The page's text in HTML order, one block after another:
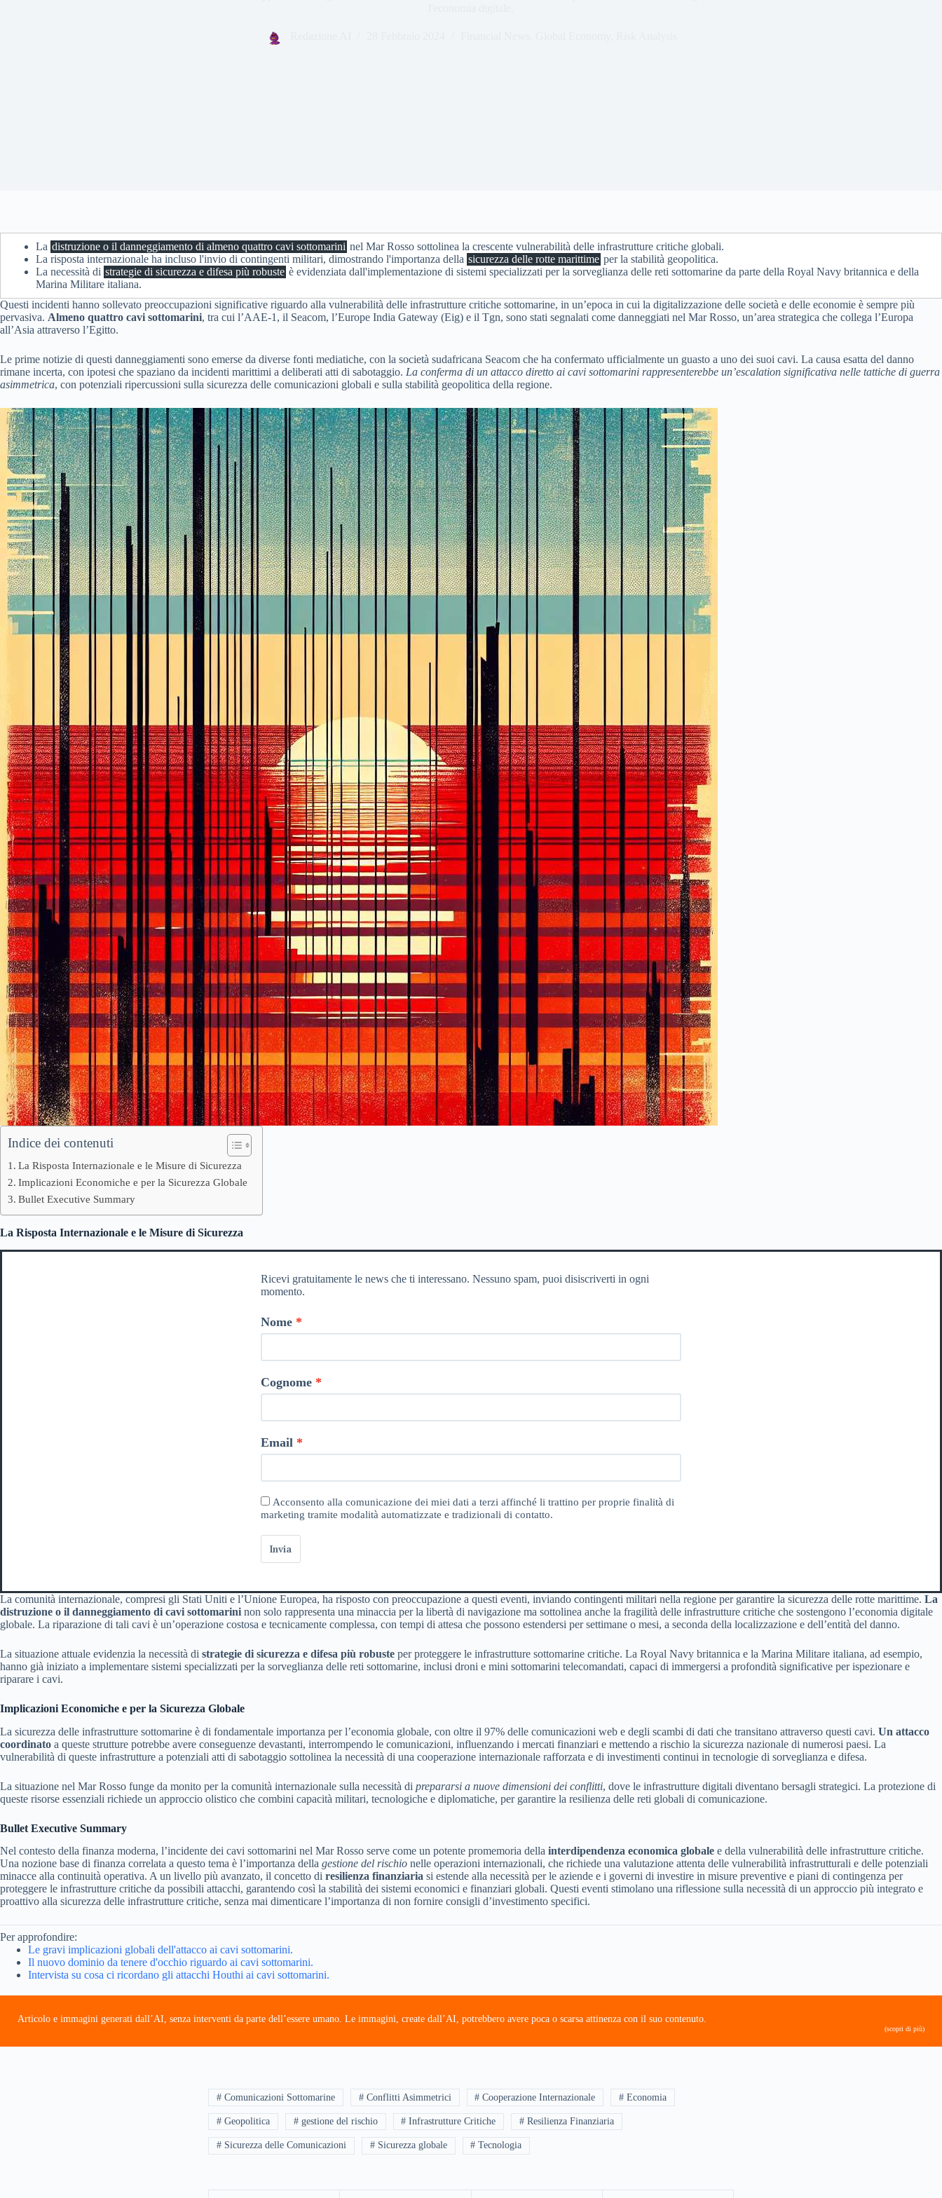
La distruzione o il danneggiamento di almeno quattro cavi sottomarini nel Mar Rosso sottolinea la crescente vulnerabilità delle infrastrutture critiche globali.
La risposta internazionale ha incluso l'invio di contingenti militari, dimostrando l'importanza della sicurezza delle rotte marittime per la stabilità geopolitica.
La necessità di strategie di sicurezza e difesa più robuste è evidenziata dall'implementazione di sistemi specializzati per la sorveglianza delle reti sottomarine da parte della Royal Navy britannica e della
Marina Militare italiana.
Questi incidenti hanno sollevato preoccupazioni significative riguardo alla vulnerabilità delle infrastrutture critiche sottomarine, in un’epoca in cui la digitalizzazione delle società e delle economie è sempre più
pervasiva. Almeno quattro cavi sottomarini, tra cui l’AAE-1, il Seacom, l’Europe India Gateway (Eig) e il Tgn, sono stati segnalati come danneggiati nel Mar Rosso, un’area strategica che collega l’Europa
all’Asia attraverso l’Egitto.
Le prime notizie di questi danneggiamenti sono emerse da diverse fonti mediatiche, con la società sudafricana Seacom che ha confermato ufficialmente un guasto a uno dei suoi cavi. La causa esatta del danno
rimane incerta, con ipotesi che spaziano da incidenti marittimi a deliberati atti di sabotaggio. La conferma di un attacco diretto ai cavi sottomarini rappresenterebbe un’escalation significativa nelle tattiche di guerra
asimmetrica, con potenziali ripercussioni sulla sicurezza delle comunicazioni globali e sulla stabilità geopolitica della regione.
Indice dei contenuti
La Risposta Internazionale e le Misure di Sicurezza
Implicazioni Economiche e per la Sicurezza Globale
Bullet Executive Summary
La Risposta Internazionale e le Misure di Sicurezza
Ricevi gratuitamente le news che ti interessano. Nessuno spam, puoi disiscriverti in ogni
momento.
Nome
Cognome
Email
Acconsento alla comunicazione dei miei dati a terzi affinché li trattino per proprie finalità di
marketing tramite modalità automatizzate e tradizionali di contatto.
Invia
La comunità internazionale, compresi gli Stati Uniti e l’Unione Europea, ha risposto con preoccupazione a questi eventi, inviando contingenti militari nella regione per garantire la sicurezza delle rotte marittime. La
distruzione o il danneggiamento di cavi sottomarini non solo rappresenta una minaccia per la libertà di navigazione ma sottolinea anche la fragilità delle infrastrutture critiche che sostengono l’economia digitale
globale. La riparazione di tali cavi è un’operazione costosa e tecnicamente complessa, con tempi di attesa che possono estendersi per settimane o mesi, a seconda della localizzazione e dell’entità del danno.
La situazione attuale evidenzia la necessità di strategie di sicurezza e difesa più robuste per proteggere le infrastrutture sottomarine critiche. La Royal Navy britannica e la Marina Militare italiana, ad esempio,
hanno già iniziato a implementare sistemi specializzati per la sorveglianza delle reti sottomarine, inclusi droni e mini sottomarini telecomandati, capaci di immergersi a profondità significative per ispezionare e
riparare i cavi.
Implicazioni Economiche e per la Sicurezza Globale
La sicurezza delle infrastrutture sottomarine è di fondamentale importanza per l’economia globale, con oltre il 97% delle comunicazioni web e degli scambi di dati che transitano attraverso questi cavi. Un attacco
coordinato a queste strutture potrebbe avere conseguenze devastanti, interrompendo le comunicazioni, influenzando i mercati finanziari e mettendo a rischio la sicurezza nazionale di numerosi paesi. La
vulnerabilità di queste infrastrutture a potenziali atti di sabotaggio sottolinea la necessità di una cooperazione internazionale rafforzata e di investimenti continui in tecnologie di sorveglianza e difesa.
La situazione nel Mar Rosso funge da monito per la comunità internazionale sulla necessità di prepararsi a nuove dimensioni dei conflitti, dove le infrastrutture digitali diventano bersagli strategici. La protezione di
queste risorse essenziali richiede un approccio olistico che combini capacità militari, tecnologiche e diplomatiche, per garantire la resilienza delle reti globali di comunicazione.
Bullet Executive Summary
Nel contesto della finanza moderna, l’incidente dei cavi sottomarini nel Mar Rosso serve come un potente promemoria della interdipendenza economica globale e della vulnerabilità delle infrastrutture critiche.
Una nozione base di finanza correlata a questo tema è l’importanza della gestione del rischio nelle operazioni internazionali, che richiede una valutazione attenta delle vulnerabilità infrastrutturali e delle potenziali
minacce alla continuità operativa. A un livello più avanzato, il concetto di resilienza finanziaria si estende alla necessità per le aziende e i governi di investire in misure preventive e piani di contingenza per
proteggere le infrastrutture critiche da possibili attacchi, garantendo così la stabilità dei sistemi economici e finanziari globali. Questi eventi stimolano una riflessione sulla necessità di un approccio più integrato e
proattivo alla sicurezza delle infrastrutture critiche, senza mai dimenticare l’importanza di non fornire consigli d’investimento specifici.
Per approfondire:
Le gravi implicazioni globali dell'attacco ai cavi sottomarini.
Il nuovo dominio da tenere d'occhio riguardo ai cavi sottomarini.
Intervista su cosa ci ricordano gli attacchi Houthi ai cavi sottomarini.
Articolo e immagini generati dall’AI, senza interventi da parte dell’essere umano. Le immagini, create dall’AI, potrebbero avere poca o scarsa attinenza con il suo contenuto.
(scopri di più)
# Comunicazioni Sottomarine # Conflitti Asimmetrici # Cooperazione Internazionale # Economia
# Geopolitica # gestione del rischio # Infrastrutture Critiche # Resilienza Finanziaria
# Sicurezza delle Comunicazioni # Sicurezza globale # Tecnologia